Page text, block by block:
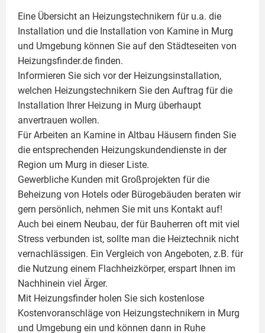
Eine Übersicht an Heizungstechnikern für u.a. die
Installation und die Installation von Kamine in Murg
und Umgebung können Sie auf den Städteseiten von
Heizungsfinder.de finden.
Informieren Sie sich vor der Heizungsinstallation,
welchen Heizungstechnikern Sie den Auftrag für die
Installation Ihrer Heizung in Murg überhaupt
anvertrauen wollen.
Für Arbeiten an Kamine in Altbau Häusern finden Sie
die entsprechenden Heizungskundendienste in der
Region um Murg in dieser Liste.
Gewerbliche Kunden mit Großprojekten für die
Beheizung von Hotels oder Bürogebäuden beraten wir
gern persönlich, nehmen Sie mit uns Kontakt auf!
Auch bei einem Neubau, der für Bauherren oft mit viel
Stress verbunden ist, sollte man die Heiztechnik nicht
vernachlässigen. Ein Vergleich von Angeboten, z.B. für
die Nutzung einem Flachheizkörper, erspart Ihnen im
Nachhinein viel Ärger.
Mit Heizungsfinder holen Sie sich kostenlose
Kostenvoranschläge von Heizungstechnikern in Murg
und Umgebung ein und können dann in Ruhe